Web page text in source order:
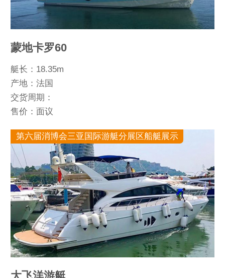
蒙地卡罗60
艇长：18.35m
产地：法国
交货周期：
售价：面议
第六届消博会三亚国际游艇分展区船艇展示